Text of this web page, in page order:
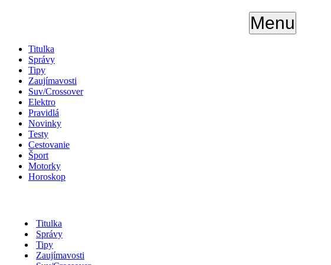
Menu
Titulka
Správy
Tipy
Zaujímavosti
Suv/Crossover
Elektro
Pravidlá
Novinky
Testy
Cestovanie
Šport
Motorky
Horoskop
Titulka
Správy
Tipy
Zaujímavosti